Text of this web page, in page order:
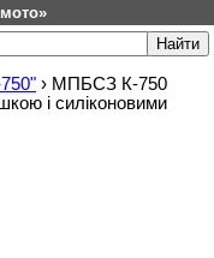
› МПБСЗ К-750
і силіконовими